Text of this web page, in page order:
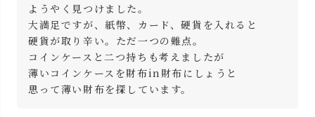
ようやく見つけました。
大満足ですが、紙幣、カード、硬貨を入れると
硬貨が取り辛い。ただ一つの難点。
コインケースと二つ持ちも考えましたが
薄いコインケースを財布in財布にしょうと